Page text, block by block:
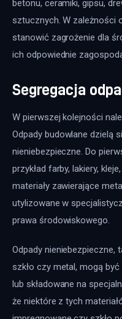
betonu, ceramiki, gipsu,
sztucznych. W zależności
stanowić zagrożenie dla
ich odpowiednie
Segregacja
W pierwszej kolejności
Odpady budowlane dzielą
nieniebezpieczne. Do
przykład farby, lakiery,
materiały zawierające
utylizowane w
prawa środowiskowego.
Odpady nieniebezpieczne,
szkło czy metal, mogą
lub składowane na
że niektóre z tych